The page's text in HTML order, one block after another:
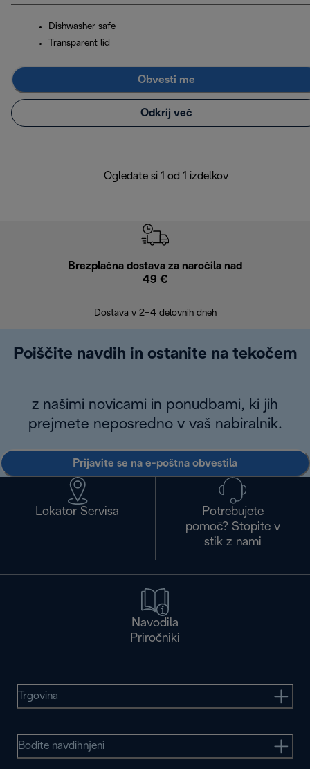
Dishwasher safe
Transparent lid
Obvesti me
Odkrij več
Ogledate si 1 od 1 izdelkov
Brezplačna dostava za naročila nad
49 €
Dostava v 2–4 delovnih dneh
Poiščite navdih in ostanite na tekočem
z našimi novicami in ponudbami, ki jih
prejmete neposredno v vaš nabiralnik.
Prijavite se na e-poštna obvestila
Lokator Servisa
Potrebujete
pomoč? Stopite v
stik z nami
Navodila
Priročniki
Trgovina
Bodite navdihnjeni